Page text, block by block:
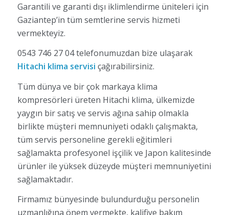
Garantili ve garanti dışı iklimlendirme üniteleri için
Gaziantep’in tüm semtlerine servis hizmeti
vermekteyiz.
0543 746 27 04 telefonumuzdan bize ulaşarak
Hitachi klima servisi çağırabilirsiniz.
Tüm dünya ve bir çok markaya klima
kompresörleri üreten Hitachi klima, ülkemizde
yaygın bir satış ve servis ağına sahip olmakla
birlikte müşteri memnuniyeti odaklı çalışmakta,
tüm servis personeline gerekli eğitimleri
sağlamakta profesyonel işçilik ve Japon kalitesinde
ürünler ile yüksek düzeyde müşteri memnuniyetini
sağlamaktadır.
Firmamız bünyesinde bulundurduğu personelin
uzmanlığına önem vermekte, kalifiye bakım